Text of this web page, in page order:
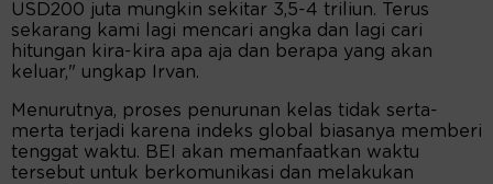
USD200 juta mungkin sekitar 3,5-4 triliun. Terus
sekarang kami lagi mencari angka dan lagi cari
hitungan kira-kira apa aja dan berapa yang akan
keluar," ungkap Irvan.
Menurutnya, proses penurunan kelas tidak serta-
merta terjadi karena indeks global biasanya memberi
tenggat waktu. BEI akan memanfaatkan waktu
tersebut untuk berkomunikasi dan melakukan